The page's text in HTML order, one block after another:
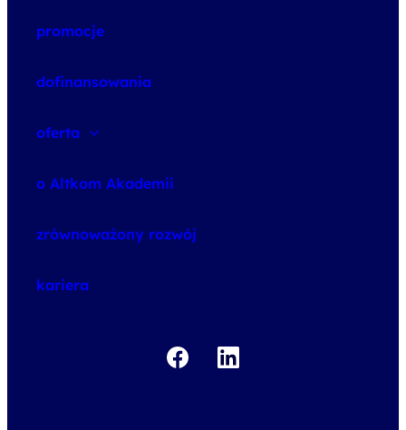
promocje
dofinansowania
oferta
o Altkom Akademii
zrównoważony rozwój
kariera